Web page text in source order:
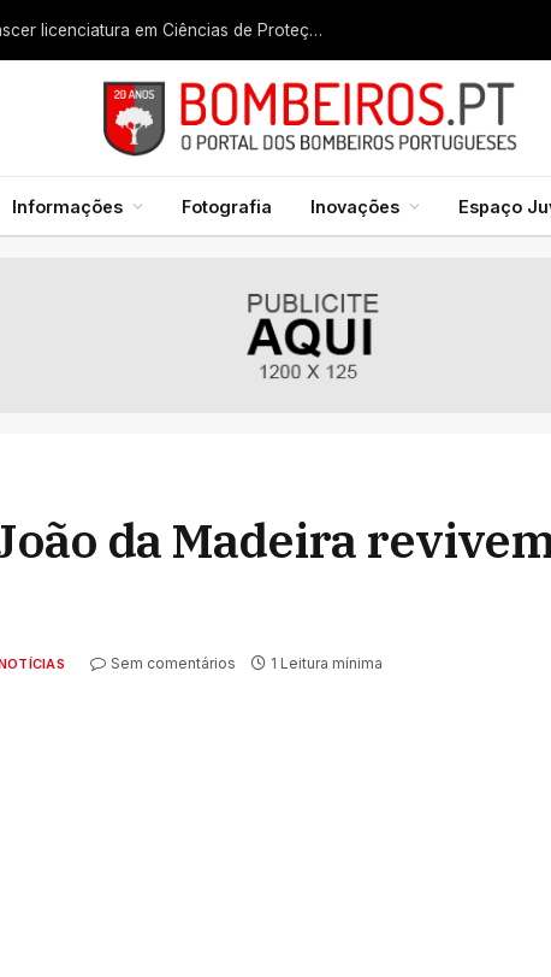
Liga dos Bombeiros quer fazer nascer licenciatura em Ciências de Proteção Civil e Bombeiros
Informações Fotografia Inovações Espaço
da Madeira
Sem comentários 1 Leitura mínima